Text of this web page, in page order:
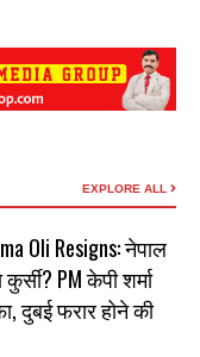
EXPLORE ALL
Oli Resigns: नेपाल
PM केपी शर्मा
दुबई फरार होने की